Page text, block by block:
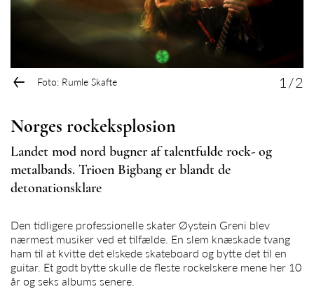
← Foto: Rumle Skafte 1 /2
Norges rockeksplosion
Landet mod nord bugner af talentfulde rock- og
metalbands. Trioen Bigbang er blandt de
detonationsklare
Den tidligere professionelle skater Øystein Greni blev
nærmest musiker ved et tilfælde. En slem knæskade tvang
ham til at kvitte det elskede skateboard og bytte det til en
guitar. Et godt bytte skulle de fleste rockelskere mene her 10
år og seks albums senere.